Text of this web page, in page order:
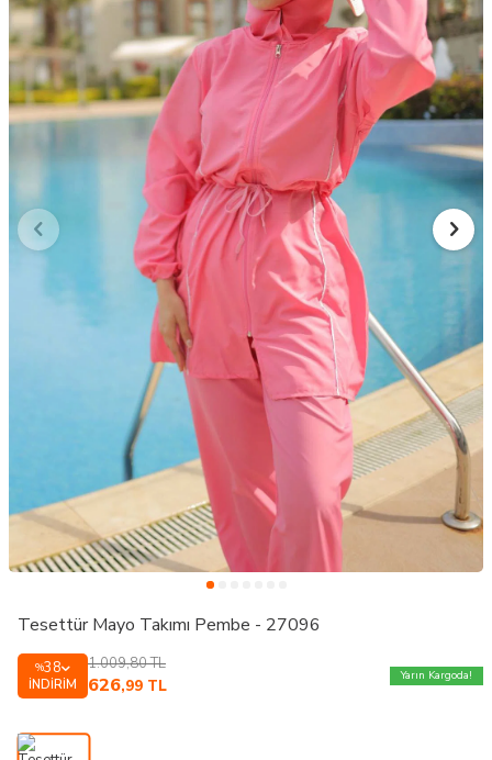
Tesettür Mayo Takımı Pembe - 27096
%38
İNDIRIM
1.009,80TL
626,99 TL
Yarın Kargoda!